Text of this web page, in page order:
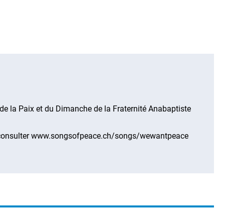
la Paix et du Dimanche de la Fraternité Anabaptiste
www.songsofpeace.ch/songs/wewantpeace